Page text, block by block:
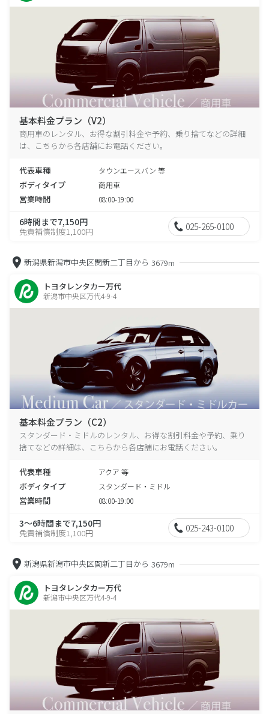
基本料金プラン（V2）
商用車のレンタル、お得な割引料金や予約、乗り捨てなどの詳細
は、こちらから各店舗にお電話ください。
代表車種 タウンエースバン 等
ボディタイプ 商用車
営業時間 08:00-19:00
6時間まで7,150円
免責補償制度1,100円 025-265-0100
新潟県新潟市中央区関新二丁目から 3679m
トヨタレンタカー万代
新潟市中央区万代4-9-4
基本料金プラン（C2）
スタンダード・ミドルのレンタル、お得な割引料金や予約、乗り
捨てなどの詳細は、こちらから各店舗にお電話ください。
代表車種 アクア 等
ボディタイプ スタンダード・ミドル
営業時間 08:00-19:00
3～6時間まで7,150円
免責補償制度1,100円 025-243-0100
新潟県新潟市中央区関新二丁目から 3679m
トヨタレンタカー万代
新潟市中央区万代4-9-4